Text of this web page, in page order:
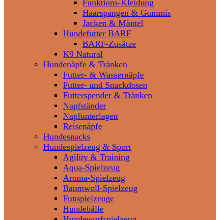
Funktions-Kleidung
Haarspangen & Gummis
Jacken & Mäntel
Hundefutter BARF
BARF-Zusätze
K9 Natural
Hundenäpfe & Tränken
Futter- & Wassernäpfe
Futter- und Snackdosen
Futterspender & Tränken
Napfständer
Napfunterlagen
Reisenäpfe
Hundesnacks
Hundespielzeug & Sport
Agility & Training
Aqua-Spielzeug
Aroma-Spielzeug
Baumwoll-Spielzeug
Funspielzeuge
Hundebälle